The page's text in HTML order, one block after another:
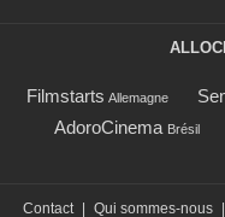
Filmstarts Allemagne
AdoroCinema Brésil
Contact Qui sommes-nous